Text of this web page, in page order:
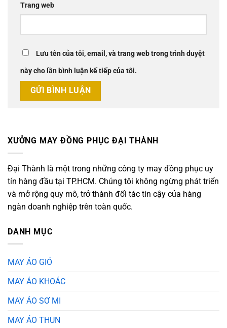
Trang web
Lưu tên của tôi, email, và trang web trong trình duyệt
này cho lần bình luận kế tiếp của tôi.
XƯỞNG MAY ĐỒNG PHỤC ĐẠI THÀNH
Đại Thành là một trong những công ty may đồng phục uy
tín hàng đầu tại TP.HCM. Chúng tôi không ngừng phát triển
và mở rộng quy mô, trở thành đối tác tin cậy của hàng
ngàn doanh nghiệp trên toàn quốc.
DANH MỤC
MAY ÁO GIÓ
MAY ÁO KHOÁC
MAY ÁO SƠ MI
MAY ÁO THUN